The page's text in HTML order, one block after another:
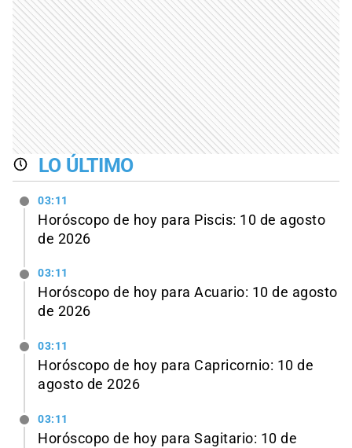
LO ÚLTIMO
03:11
Horóscopo de hoy para Piscis: 10 de agosto
de 2026
03:11
Horóscopo de hoy para Acuario: 10 de agosto
de 2026
03:11
Horóscopo de hoy para Capricornio: 10 de
agosto de 2026
03:11
Horóscopo de hoy para Sagitario: 10 de